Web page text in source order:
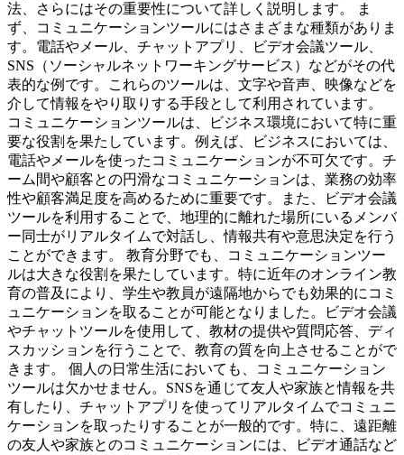
法、さらにはその重要性について詳しく説明します。 ま
ず、コミュニケーションツールにはさまざまな種類がありま
す。電話やメール、チャットアプリ、ビデオ会議ツール、
SNS（ソーシャルネットワーキングサービス）などがその代
表的な例です。これらのツールは、文字や音声、映像などを
介して情報をやり取りする手段として利用されています。
コミュニケーションツールは、ビジネス環境において特に重
要な役割を果たしています。例えば、ビジネスにおいては、
電話やメールを使ったコミュニケーションが不可欠です。チ
ーム間や顧客との円滑なコミュニケーションは、業務の効率
性や顧客満足度を高めるために重要です。また、ビデオ会議
ツールを利用することで、地理的に離れた場所にいるメンバ
ー同士がリアルタイムで対話し、情報共有や意思決定を行う
ことができます。 教育分野でも、コミュニケーションツー
ルは大きな役割を果たしています。特に近年のオンライン教
育の普及により、学生や教員が遠隔地からでも効果的にコミ
ュニケーションを取ることが可能となりました。ビデオ会議
やチャットツールを使用して、教材の提供や質問応答、ディ
スカッションを行うことで、教育の質を向上させることがで
きます。 個人の日常生活においても、コミュニケーション
ツールは欠かせません。SNSを通じて友人や家族と情報を共
有したり、チャットアプリを使ってリアルタイムでコミュニ
ケーションを取ったりすることが一般的です。特に、遠距離
の友人や家族とのコミュニケーションには、ビデオ通話など